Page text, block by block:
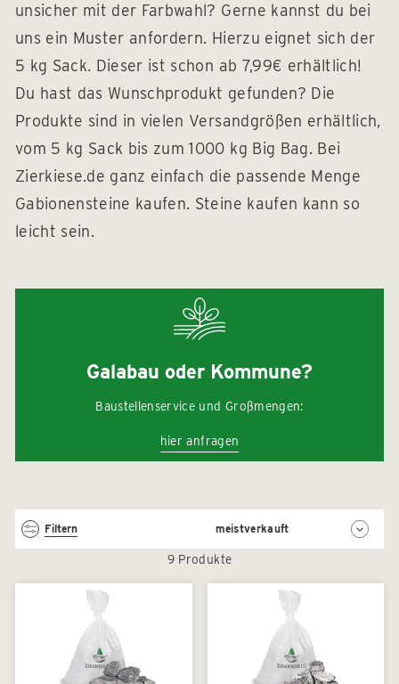
unsicher mit der Farbwahl? Gerne kannst du bei
uns ein Muster anfordern. Hierzu eignet sich der
5 kg Sack. Dieser ist schon ab 7,99€ erhältlich!
Du hast das Wunschprodukt gefunden? Die
Produkte sind in vielen Versandgrößen erhältlich,
vom 5 kg Sack bis zum 1000 kg Big Bag. Bei
Zierkiese.de ganz einfach die passende Menge
Gabionensteine kaufen. Steine kaufen kann so
leicht sein.
Galabau oder Kommune?
Baustellenservice und Großmengen:
hier anfragen
Filtern
9 Produkte